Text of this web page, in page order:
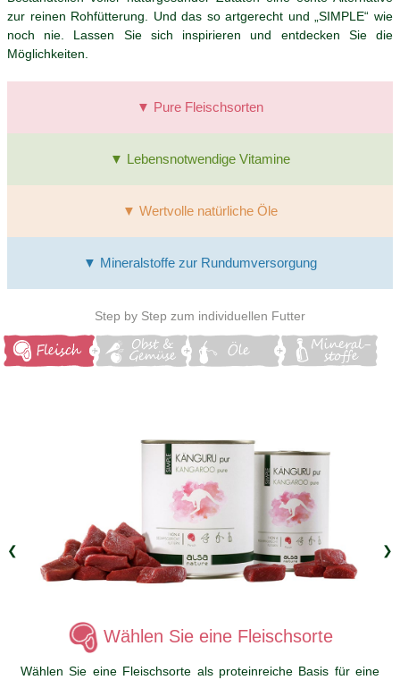
zur reinen Rohfütterung. Und das so artgerecht und „SIMPLE“ wie
noch nie. Lassen Sie sich inspirieren und entdecken Sie die
Möglichkeiten.
▼ Pure Fleischsorten
▼ Lebensnotwendige Vitamine
▼ Wertvolle natürliche Öle
▼ Mineralstoffe zur Rundumversorgung
Step by Step zum individuellen Futter
Wählen Sie eine Fleischsorte
Wählen Sie eine Fleischsorte als proteinreiche Basis für eine
❮ ❯